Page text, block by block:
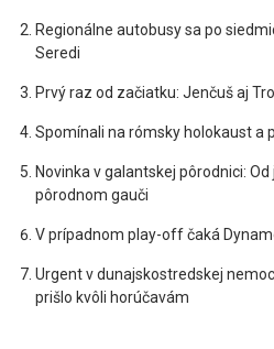
Regionálne autobusy sa po
Seredi
Prvý raz od začiatku: Jenčuš aj
Spomínali na rómsky holokaust a
Novinka v galantskej pôrodnici:
pôrodnom gauči
V prípadnom play-off čaká
Urgent v dunajskostredskej
prišlo kvôli horúčavám